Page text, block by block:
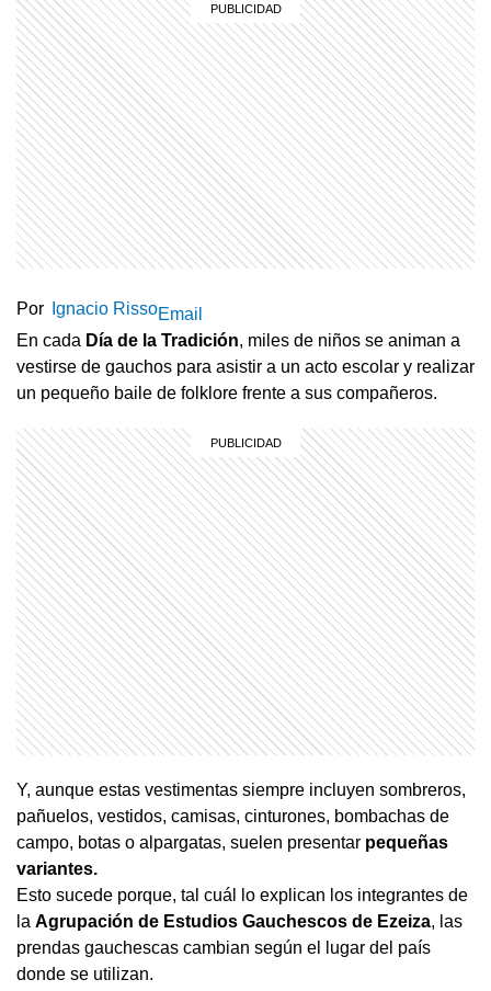
Por Ignacio RissoEmail
En cada Día de la Tradición, miles de niños se animan a
vestirse de gauchos para asistir a un acto escolar y realizar
un pequeño baile de folklore frente a sus compañeros.
Y, aunque estas vestimentas siempre incluyen sombreros,
pañuelos, vestidos, camisas, cinturones, bombachas de
campo, botas o alpargatas, suelen presentar pequeñas
variantes.
Esto sucede porque, tal cuál lo explican los integrantes de
la Agrupación de Estudios Gauchescos de Ezeiza, las
prendas gauchescas cambian según el lugar del país
donde se utilizan.